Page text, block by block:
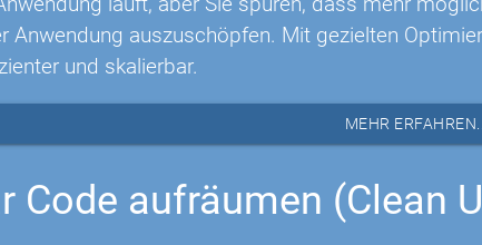
Anwendung auszuschöpfen. Mit gezielten
und skalierbar.
MEHR ERFAHREN...
Code aufräumen (Clean